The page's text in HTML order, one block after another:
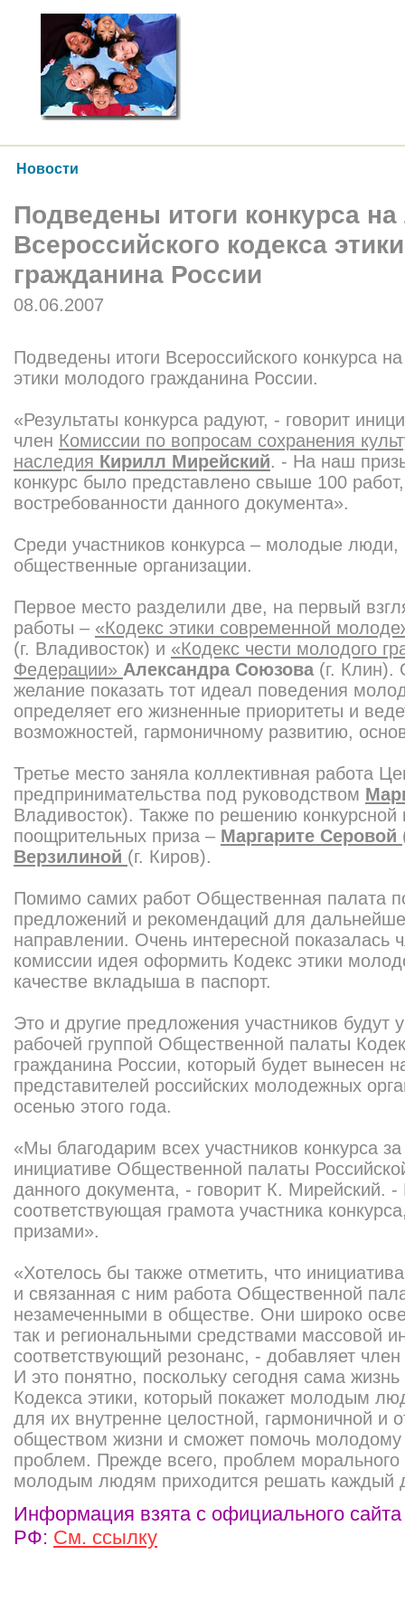
Новости
Подведены итоги конкурса
Всероссийского кодекса
гражданина России
08.06.2007
Подведены итоги Всероссийского конкурса
этики молодого гражданина России.
«Результаты конкурса радуют, - говорит
член Комиссии по вопросам сохранения
наследия Кирилл Мирейский. - На наш
конкурс было представлено свыше 100
востребованности данного документа».
Среди участников конкурса – молодые люди,
общественные организации.
Первое место разделили две, на первый
работы – «Кодекс этики современной
(г. Владивосток) и «Кодекс чести молодого
Федерации» Александра Союзова (г. Клин).
желание показать тот идеал поведения
определяет его жизненные приоритеты и
возможностей, гармоничному развитию,
Третье место заняла коллективная работа
предпринимательства под руководством
Владивосток). Также по решению
поощрительных приза – Маргарите Серовой
Верзилиной (г. Киров).
Помимо самих работ Общественная палата
предложений и рекомендаций для
направлении. Очень интересной показалась
комиссии идея оформить Кодекс этики
качестве вкладыша в паспорт.
Это и другие предложения участников будут
рабочей группой Общественной палаты
гражданина России, который будет вынесен
представителей российских молодежных
осенью этого года.
«Мы благодарим всех участников конкурса
инициативе Общественной палаты
данного документа, - говорит К. Мирейский.
соответствующая грамота участника
призами».
«Хотелось бы также отметить, что
и связанная с ним работа Общественной
незамеченными в обществе. Они широко
так и региональными средствами массовой
соответствующий резонанс, - добавляет
И это понятно, поскольку сегодня сама
Кодекса этики, который покажет молодым
для их внутренне целостной, гармоничной и
обществом жизни и сможет помочь молодому
проблем. Прежде всего, проблем
молодым людям приходится решать каждый
Информация взята с официального
РФ: См. ссылку